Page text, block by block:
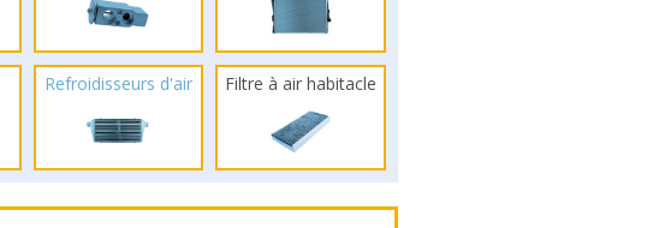
Refroidisseurs d'air Filtre à air habitacle